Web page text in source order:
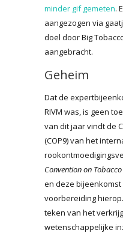
minder gif gemeten.
aangezogen via
doel door Big
aangebracht.
Geheim
Dat de
RIVM was, is geen
van dit jaar vindt de
(COP9) van het
Convention on
en deze
voorbereiding
teken van het
wetenschappelijke